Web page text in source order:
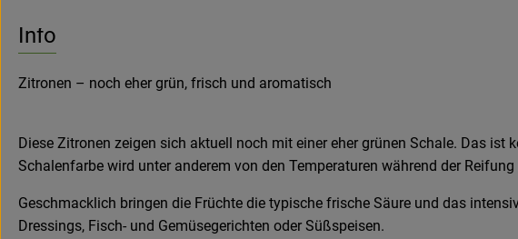
Info
Zitronen – noch eher grün, frisch und aromatisch
Diese Zitronen zeigen sich aktuell noch mit einer eher grünen Schale. Das
Schalenfarbe wird unter anderem von den Temperaturen während der
Geschmacklich bringen die Früchte die typische frische Säure und das
Dressings, Fisch- und Gemüsegerichten oder Süßspeisen.